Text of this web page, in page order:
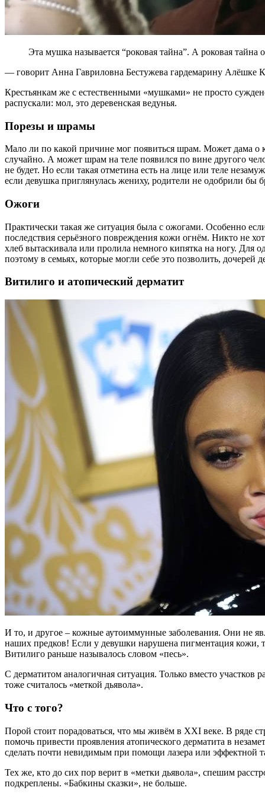
Эта мушка называется “роковая тайна”. А роковая тайна
— говорит Анна Гавриловна Бестужева гардемарину Алёшке
Крестьянкам же с естественными «мушками» не просто
распускали: мол, это деревенская ведунья.
Порезы и шрамы
Мало ли по какой причине мог появиться шрам. Может дама о
случайно. А может шрам на теле появился по вине другого
не будет. Но если такая отметина есть на лице или теле
если девушка приглянулась жениху, родители не одобрили бы
Ожоги
Практически такая же ситуация была с ожогами. Особенно
последствия серьёзного повреждения кожи огнём. Никто не
хлеб вытаскивала или пролила немного кипятка на ногу. Для
поэтому в семьях, которые могли себе это позволить,
Витилиго и атопический дерматит
И то, и другое – кожные аутоиммунные заболевания. Они не
наших предков! Если у девушки нарушена пигментация кожи,
Витилиго раньше называлось словом «песь».
С дерматитом аналогичная ситуация. Только вместо участков
тоже считалось «меткой дьявола».
Что с того?
Порой стоит порадоваться, что мы живём в XXI веке. В ряде
помочь привести проявления атопического дерматита в
сделать почти невидимым при помощи лазера или эффектной
Тех же, кто до сих пор верит в «метки дьявола», спешим
подкреплены. «Бабкины сказки», не больше.